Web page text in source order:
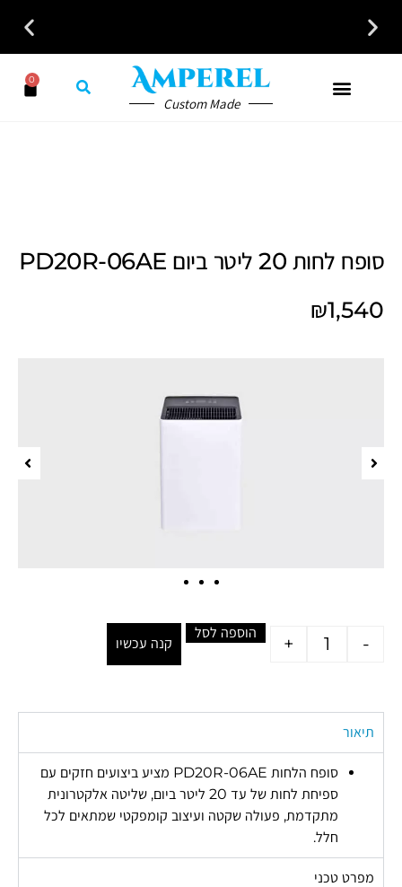
לקבלת ייעוץ חינם חייגו עכשיו - 058-7401300
Custom Made
0
סופח לחות 20 ליטר ביום PD20R-06AE
₪1,540
-
+
הוספה לסל
קנה עכשיו
תיאור
סופח הלחות PD20R-06AE מציע ביצועים חזקים עם
ספיחת לחות של עד 20 ליטר ביום, שליטה אלקטרונית
מתקדמת, פעולה שקטה ועיצוב קומפקטי שמתאים לכל
חלל.
מפרט טכני